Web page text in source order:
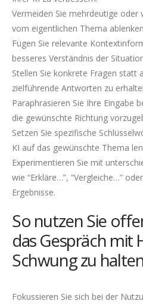
Vermeiden Sie mehrdeutige oder
vom eigentlichen Thema
Fügen Sie relevante
besseres Verständnis der
Stellen Sie konkrete Fragen statt
zielführende Antworten zu
Paraphrasieren Sie Ihre Eingabe
die gewünschte Richtung
Setzen Sie spezifische
KI auf das gewünschte Thema
Experimentieren Sie mit
wie “Erkläre…”, “Vergleiche…”
Ergebnisse.
So nutzen Sie
das Gespräch mit
Schwung zu
Fokussieren Sie sich bei der